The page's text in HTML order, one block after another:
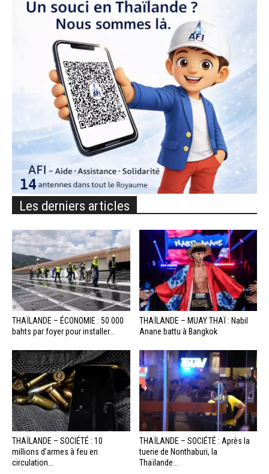
Les derniers articles
THAÏLANDE – ÉCONOMIE : 50 000
bahts par foyer pour installer...
THAÏLANDE – MUAY THAÏ : Nabil
Anane battu à Bangkok
THAÏLANDE – SOCIÉTÉ : 10
millions d’armes à feu en
circulation...
THAÏLANDE – SOCIÉTÉ : Après la
tuerie de Nonthaburi, la
Thaïlande...